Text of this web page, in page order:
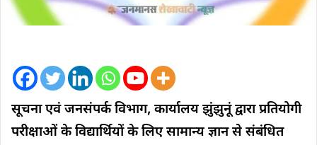
सूचना एवं जनसंपर्क विभाग, कार्यालय झुंझुनूं द्वारा प्रतियोगी
परीक्षाओं के विद्यार्थियों के लिए सामान्य ज्ञान से संबंधित